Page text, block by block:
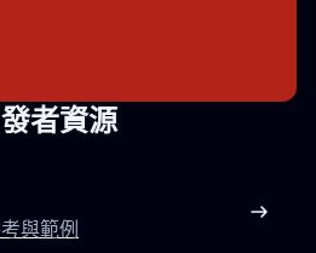
發者資源
與範例